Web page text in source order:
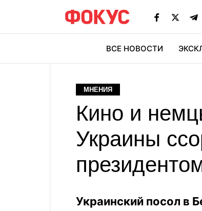
ВСЕ НОВОСТИ
МНЕНИЯ
Кино и
Украины
Украинский посол в